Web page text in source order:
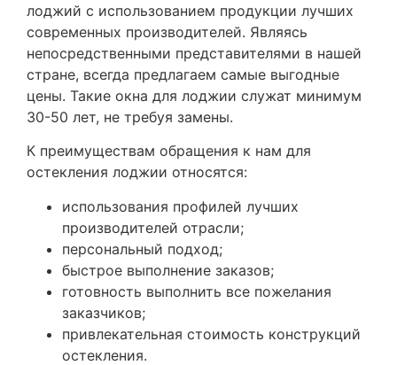
лоджий с использованием продукции лучших
современных производителей. Являясь
непосредственными представителями в нашей
стране, всегда предлагаем самые выгодные
цены. Такие окна для лоджии служат минимум
30-50 лет, не требуя замены.
К преимуществам обращения к нам для
остекления лоджии относятся:
использования профилей лучших
производителей отрасли;
персональный подход;
быстрое выполнение заказов;
готовность выполнить все пожелания
заказчиков;
привлекательная стоимость конструкций
остекления.